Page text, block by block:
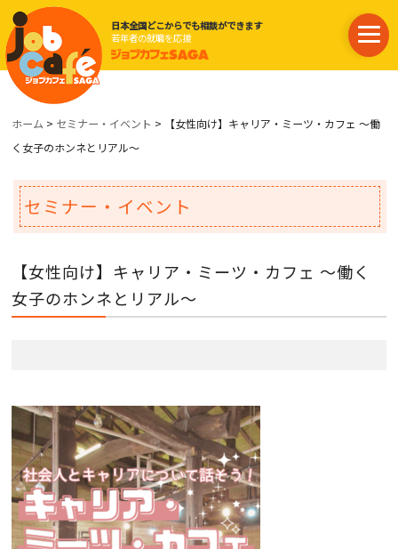
日本全国どこからでも相談ができます
若年者の就職を応援
ホーム > セミナー・イベント > 【女性向け】キャリア・ミーツ・カフェ ～働
く女子のホンネとリアル～
セミナー・イベント
【女性向け】キャリア・ミーツ・カフェ ～働く
女子のホンネとリアル～